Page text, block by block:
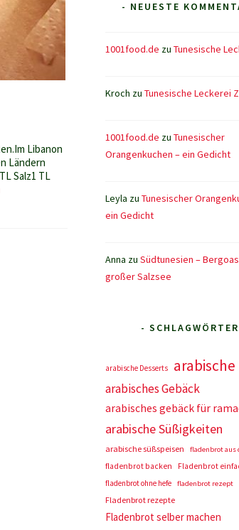
Libanon
Ländern
Salz1 TL
- NEUESTE
1001food.de zu Tunesische
Kroch zu Tunesische Leckerei
1001food.de zu Tunesischer
Orangenkuchen – ein Gedicht
Leyla zu Tunesischer
ein Gedicht
Anna zu Südtunesien –
großer Salzsee
-
arabische Desserts arabische
arabisches Gebäck
arabisches gebäck für
arabische Süßigkeiten
arabische süßspeisen fladenbrot aus
fladenbrot backen
Fladenbrot
fladenbrot ohne hefe
fladenbrot rezept
Fladenbrot rezepte
Fladenbrot selber machen